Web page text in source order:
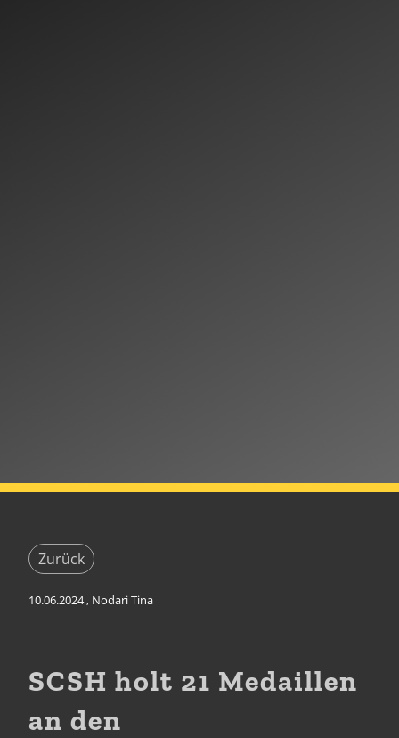
Zurück
10.06.2024, Nodari Tina
SCSH holt 21 Medaillen
an den